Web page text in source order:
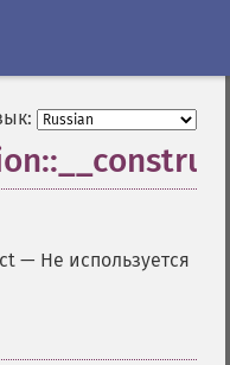
— Не используется